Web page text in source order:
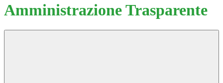
Amministrazione Trasparente